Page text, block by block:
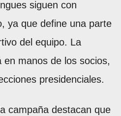
siguen con
ya que define una parte
del equipo. La
en manos de los socios,
presidenciales.
campaña destacan que